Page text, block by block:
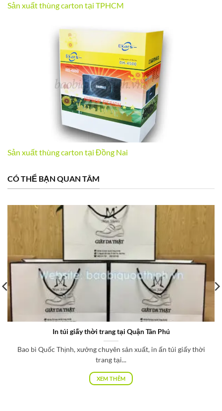
Sản xuất thùng carton tại TPHCM
Sản xuất thùng carton tại Đồng Nai
CÓ THỂ BẠN QUAN TÂM
túi giấy thời
In hộp giấy đựng kẹo dẻo dành cho
Lựa chọn chất liệu để in hộp giấy đựng kẹo